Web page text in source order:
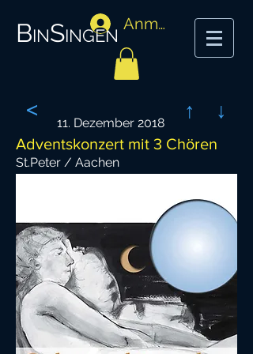
BinSingen Anmelden
<
11. Dezember 2018 ↑ ↓
Adventskonzert mit 3 Chören
St.Peter / Aachen